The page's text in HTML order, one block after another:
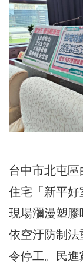
台中市北屯
住宅「新平好
現場瀰漫塑
依空汙防制法
令停工。民